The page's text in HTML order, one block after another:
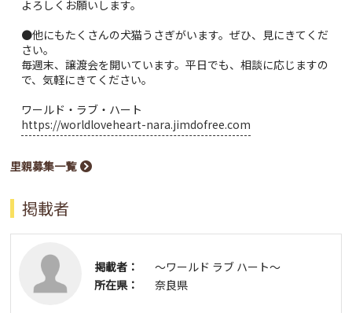
よろしくお願いします。
●他にもたくさんの犬猫うさぎがいます。ぜひ、見にきてくだ
さい。
毎週末、譲渡会を開いています。平日でも、相談に応じますの
で、気軽にきてください。
ワールド・ラブ・ハート
https://worldloveheart-nara.jimdofree.com
里親募集一覧
掲載者
掲載者：
〜ワールド ラブ ハート〜
所在県：
奈良県